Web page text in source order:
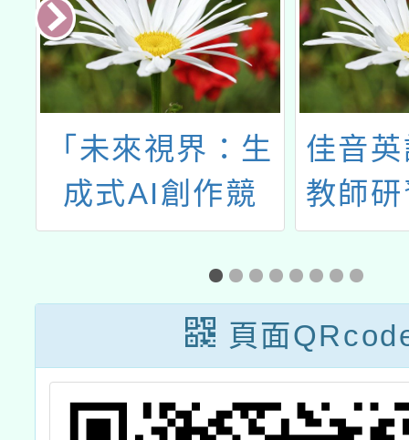
「未來視界：生
成式AI創作競
賽」
佳音
教師
上課
學
頁面